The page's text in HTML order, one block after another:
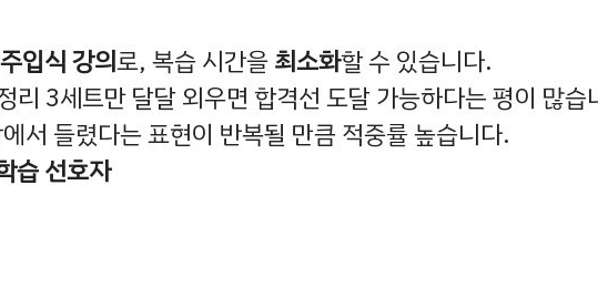
입식 강의로, 복습 시간을최소화할 수 있습니다.
3세트만 달달 외우면 합격선 도달 가능하다는 평이 많습
서 들렸다는 표현이 반복될 만큼 적중률 높습니다.
습 선호자